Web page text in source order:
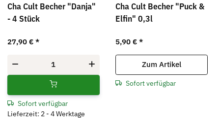
Cha Cult Becher "Danja"
- 4 Stück
27,90 € *
Sofort verfügbar
Lieferzeit: 2 - 4 Werktage
Cha Cult Becher "Puck &
Elfin" 0,3l
5,90 €*
Zum Artikel
Sofort verfügbar